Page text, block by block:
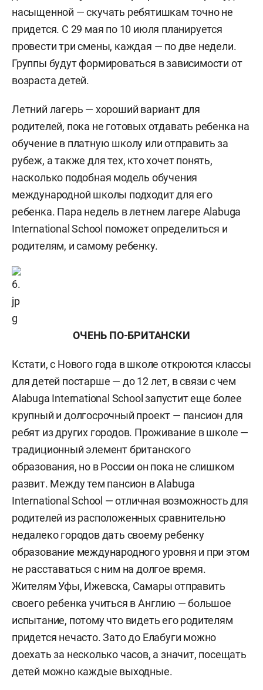
насыщенной — скучать ребятишкам точно не
придется. С 29 мая по 10 июля планируется
провести три смены, каждая — по две недели.
Группы будут формироваться в зависимости от
возраста детей.
Летний лагерь — хороший вариант для
родителей, пока не готовых отдавать ребенка на
обучение в платную школу или отправить за
рубеж, а также для тех, кто хочет понять,
насколько подобная модель обучения
международной школы подходит для его
ребенка. Пара недель в летнем лагере Alabuga
International School поможет определиться и
родителям, и самому ребенку.
ОЧЕНЬ ПО-БРИТАНСКИ
Кстати, с Нового года в школе откроются классы
для детей постарше — до 12 лет, в связи с чем
Alabuga International School запустит еще более
крупный и долгосрочный проект — пансион для
ребят из других городов. Проживание в школе —
традиционный элемент британского
образования, но в России он пока не слишком
развит. Между тем пансион в Alabuga
International School — отличная возможность для
родителей из расположенных сравнительно
недалеко городов дать своему ребенку
образование международного уровня и при этом
не расставаться с ним на долгое время.
Жителям Уфы, Ижевска, Самары отправить
своего ребенка учиться в Англию — большое
испытание, потому что видеть его родителям
придется нечасто. Зато до Елабуги можно
доехать за несколько часов, а значит, посещать
детей можно каждые выходные.